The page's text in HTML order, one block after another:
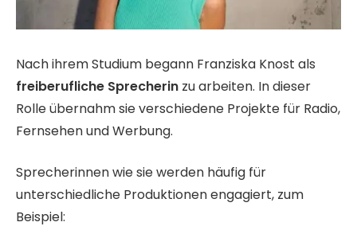
Nach ihrem Studium begann Franziska Knost als
freiberufliche Sprecherin zu arbeiten. In dieser
Rolle übernahm sie verschiedene Projekte für Radio,
Fernsehen und Werbung.
Sprecherinnen wie sie werden häufig für
unterschiedliche Produktionen engagiert, zum
Beispiel: